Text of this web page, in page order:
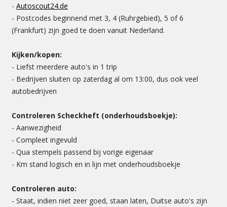
- Autoscout24.de
- Postcodes beginnend met 3, 4 (Ruhrgebied), 5 of 6
(Frankfurt) zijn goed te doen vanuit Nederland.
Kijken/kopen:
- Liefst meerdere auto's in 1 trip
- Bedrijven sluiten op zaterdag al om 13:00, dus ook veel
autobedrijven
Controleren Scheckheft (onderhoudsboekje):
- Aanwezigheid
- Compleet ingevuld
- Qua stempels passend bij vorige eigenaar
- Km stand logisch en in lijn met onderhoudsboekje
Controleren auto:
- Staat, indien niet zeer goed, staan laten, Duitse auto's zijn